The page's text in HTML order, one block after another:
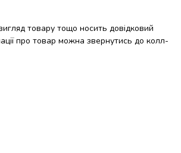
товару тощо носить довідковий
про товар можна звернутись до колл-